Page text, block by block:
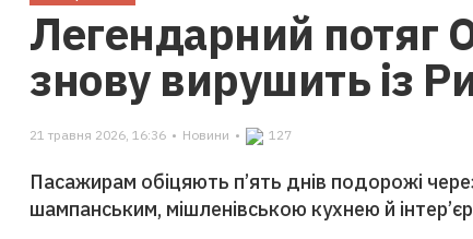
Легендарний потяг
знову вирушить із
21 травня 2026, 16:36 • Новини • 127
Пасажирам обіцяють п’ять днів подорожі
шампанським, мішленівською кухнею й